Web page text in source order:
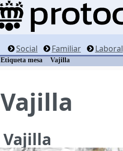
Social Familiar Laboral
Etiqueta mesa Vajilla
Vajilla
Vajilla